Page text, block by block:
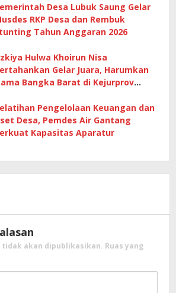
Desa Lubuk Saung Gelar
RKP Desa dan Rembuk
Tahun Anggaran 2026
Hulwa Khoirun Nisa
Gelar Juara, Harumkan
Bangka Barat di Kejurprov
Pengelolaan Keuangan dan
Desa, Pemdes Air Gantang
Kapasitas Aparatur
tidak akan dipublikasikan. Ruas yang